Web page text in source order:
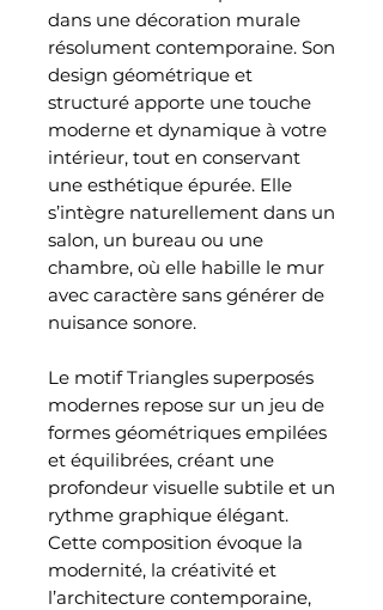
dans une décoration murale
résolument contemporaine. Son
design géométrique et
structuré apporte une touche
moderne et dynamique à votre
intérieur, tout en conservant
une esthétique épurée. Elle
s’intègre naturellement dans un
salon, un bureau ou une
chambre, où elle habille le mur
avec caractère sans générer de
nuisance sonore.
Le motif Triangles superposés
modernes repose sur un jeu de
formes géométriques empilées
et équilibrées, créant une
profondeur visuelle subtile et un
rythme graphique élégant.
Cette composition évoque la
modernité, la créativité et
l’architecture contemporaine,